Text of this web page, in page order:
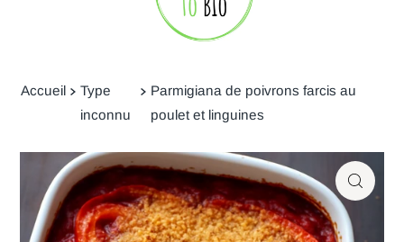
Accueil
Type
inconnu
Parmigiana de poivrons farcis au
poulet et linguines